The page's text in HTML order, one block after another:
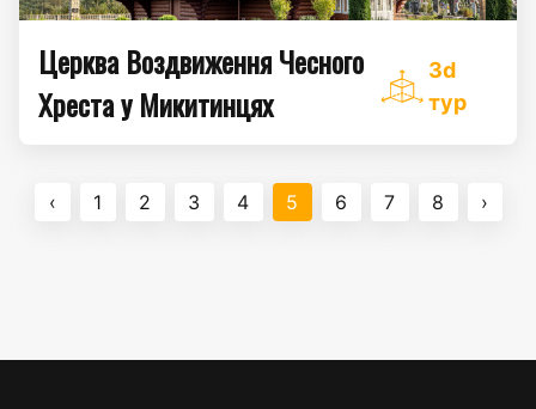
Церква Воздвиження Чесного
Хреста у Микитинцях
3d
тур
‹ 1 2 3 4 5 6 7 8 ›